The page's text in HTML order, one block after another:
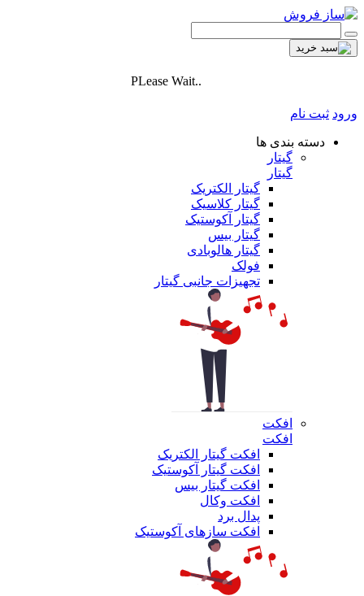
PLease Wait..
ورود ثبت نام
دسته بندی ها
گیتار
گیتار
گیتار الکتریک
گیتار کلاسیک
گیتار آکوستیک
گیتار بیس
گیتار هالوبادی
فولک
تجهیزات جانبی گیتار
افکت
افکت
افکت گیتار الکتریک
افکت گیتار آکوستیک
افکت گیتار بیس
افکت وکال
پدال برد
افکت سازهای آکوستیک